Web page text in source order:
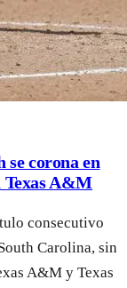
se corona en
Texas A&M
consecutivo
Carolina, sin
A&M y Texas